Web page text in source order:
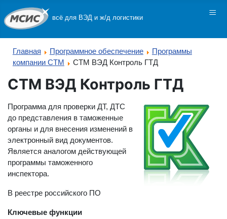
всё для ВЭД и ж/д логистики ≡
Главная Программное обеспечение
Программы
компании СТМ
СТМ ВЭД Контроль ГТД
СТМ ВЭД Контроль ГТД
Программа для проверки ДТ, ДТС
до представления в таможенные
органы и для внесения изменений в
электронный вид документов.
Является аналогом действующей
программы таможенного
инспектора.
В реестре российского ПО
Ключевые функции